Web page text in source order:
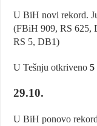
U BiH novi rekord.
(FBiH 909, RS 625,
RS 5, DB1)
U Tešnju otkriveno5
29.10.
U BiH ponovo